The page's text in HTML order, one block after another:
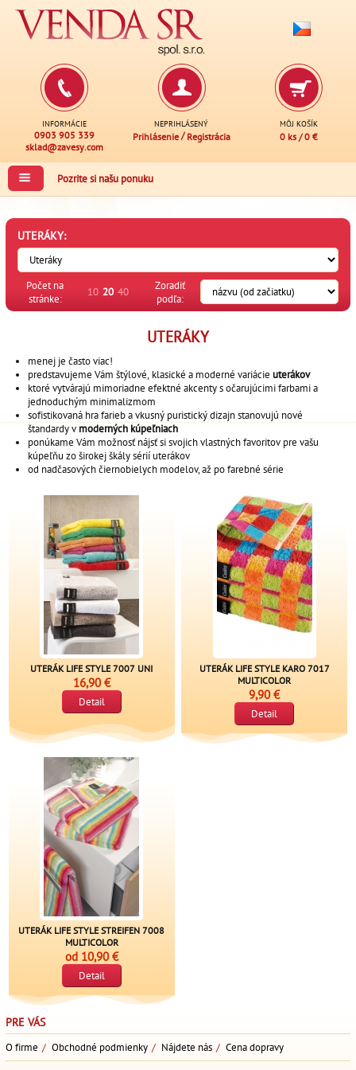
INFORMÁCIE
0903 905 339
sklad@zavesy.com
NEPRIHLÁSENÝ
Prihlásenie/ Registrácia
MÔJ KOŠÍK
0 ks /0 €
Pozrite si našu ponuku
UTERÁKY:
Počet na
stránke:
10 20 40
Zoradiť
podľa:
UTERÁKY
menej je často viac!
predstavujeme Vám štýlové, klasické a moderné variácie uterákov
ktoré vytvárajú mimoriadne efektné akcenty s očarujúcimi farbami a
jednoduchým minimalizmom
sofistikovaná hra farieb a vkusný puristický dizajn stanovujú nové
štandardy v moderných kúpeľniach
ponúkame Vám možnosť nájsť si svojich vlastných favoritov pre vašu
kúpeľňu zo širokej škály sérií uterákov
od nadčasových čiernobielych modelov, až po farebné série
UTERÁK LIFE STYLE 7007 UNI
16,90 €
Detail
UTERÁK LIFE STYLE KARO 7017
MULTICOLOR
9,90 €
Detail
UTERÁK LIFE STYLE STREIFEN 7008
MULTICOLOR
od 10,90 €
Detail
PRE VÁS
O firme / Obchodné podmienky / Nájdete nás / Cena dopravy